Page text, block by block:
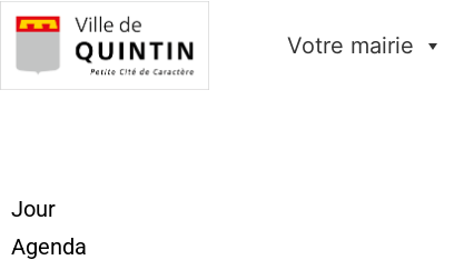
Votre mairie
Jour
Agenda